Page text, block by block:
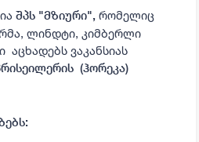
შპს "მზიური", რომელიც
ლინდტი, კიმბერლი
ვაკანსიას
(ჰორეკა)